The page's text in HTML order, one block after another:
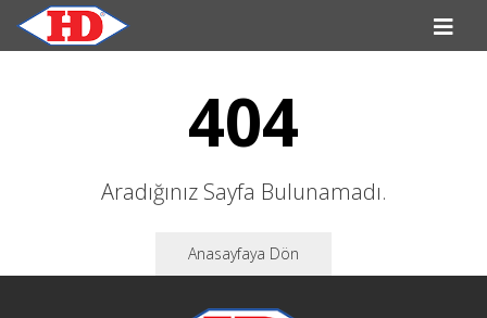
404
Aradığınız Sayfa Bulunamadı.
Anasayfaya Dön